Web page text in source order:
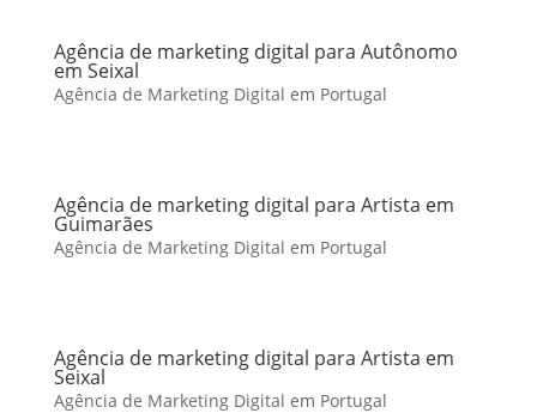
Agência de marketing digital para Autônomo
em Seixal
Agência de Marketing Digital em Portugal
Agência de marketing digital para Artista em
Guimarães
Agência de Marketing Digital em Portugal
Agência de marketing digital para Artista em
Seixal
Agência de Marketing Digital em Portugal